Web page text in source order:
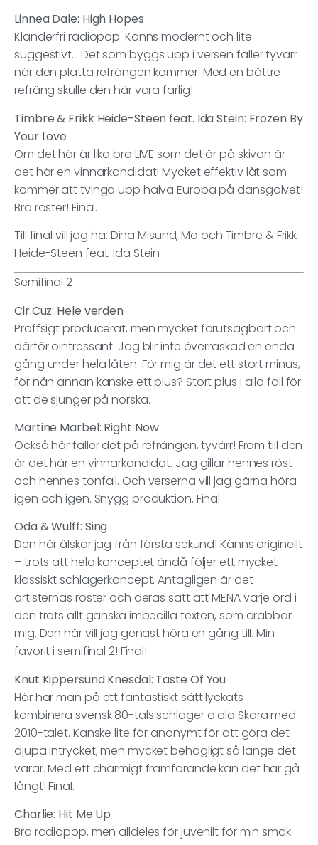
Linnea Dale: High Hopes
Klanderfri radiopop. Känns modernt och lite
suggestivt… Det som byggs upp i versen faller tyvärr
när den platta refrängen kommer. Med en bättre
refräng skulle den här vara farlig!
Timbre & Frikk Heide-Steen feat. Ida Stein: Frozen By
Your Love
Om det här är lika bra LIVE som det är på skivan är
det här en vinnarkandidat! Mycket effektiv låt som
kommer att tvinga upp halva Europa på dansgolvet!
Bra röster! Final.
Till final vill jag ha: Dina Misund, Mo och Timbre & Frikk
Heide-Steen feat. Ida Stein
Semifinal 2
Cir.Cuz: Hele verden
Proffsigt producerat, men mycket förutsägbart och
därför ointressant. Jag blir inte överraskad en enda
gång under hela låten. För mig är det ett stort minus,
för nån annan kanske ett plus? Stort plus i alla fall för
att de sjunger på norska.
Martine Marbel: Right Now
Också här faller det på refrängen, tyvärr! Fram till den
är det här en vinnarkandidat. Jag gillar hennes röst
och hennes tonfall. Och verserna vill jag gärna höra
igen och igen. Snygg produktion. Final.
Oda & Wulff: Sing
Den här älskar jag från första sekund! Känns originellt
– trots att hela konceptet ändå följer ett mycket
klassiskt schlagerkoncept. Antagligen är det
artisternas röster och deras sätt att MENA varje ord i
den trots allt ganska imbecilla texten, som drabbar
mig. Den här vill jag genast höra en gång till. Min
favorit i semifinal 2! Final!
Knut Kippersund Knesdal: Taste Of You
Här har man på ett fantastiskt sätt lyckats
kombinera svensk 80-tals schlager a ala Skara med
2010-talet. Kanske lite för anonymt för att göra det
djupa intrycket, men mycket behagligt så länge det
varar. Med ett charmigt framförande kan det här gå
långt! Final.
Charlie: Hit Me Up
Bra radiopop, men alldeles för juvenilt för min smak.